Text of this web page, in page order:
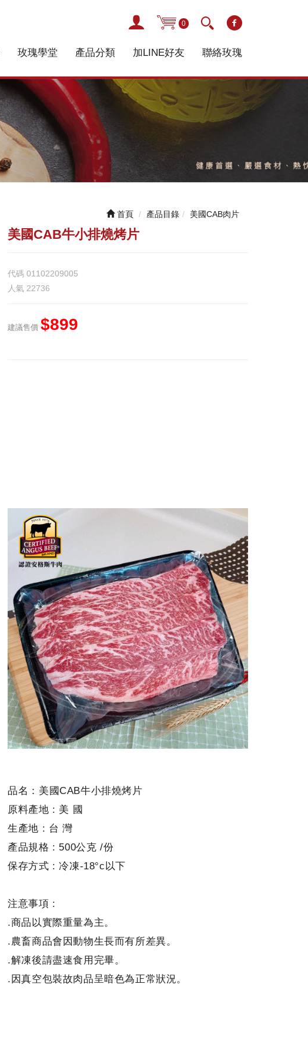
0
玫瑰學堂 產品分類 加LINE好友 聯絡玫瑰
首頁 產品目錄 美國CAB肉片
美國CAB牛小排燒烤片
代碼01102209005
人氣 22736
建議售價 $899
品名：美國CAB牛小排燒烤片
原料產地 : 美 國
生產地 : 台 灣
產品規格 : 500公克 /份
保存方式 : 冷凍-18°c以下
注意事項 :
.商品以實際重量為主。
.農畜商品會因動物生長而有所差異。
.解凍後請盡速食用完畢。
.因真空包裝故肉品呈暗色為正常狀況。